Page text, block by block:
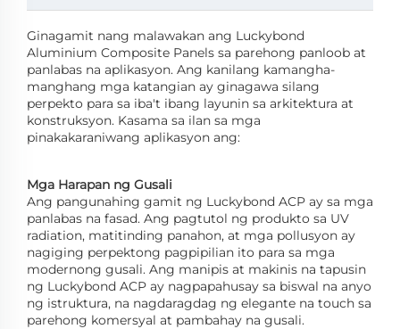
Ginagamit nang malawakan ang Luckybond
Aluminium Composite Panels sa parehong panloob at
panlabas na aplikasyon. Ang kanilang kamangha-
manghang mga katangian ay ginagawa silang
perpekto para sa iba't ibang layunin sa arkitektura at
konstruksyon. Kasama sa ilan sa mga
pinakakaraniwang aplikasyon ang:
Mga Harapan ng Gusali
Ang pangunahing gamit ng Luckybond ACP ay sa mga
panlabas na fasad. Ang pagtutol ng produkto sa UV
radiation, matitinding panahon, at mga pollusyon ay
nagiging perpektong pagpipilian ito para sa mga
modernong gusali. Ang manipis at makinis na tapusin
ng Luckybond ACP ay nagpapahusay sa biswal na anyo
ng istruktura, na nagdaragdag ng elegante na touch sa
parehong komersyal at pambahay na gusali.